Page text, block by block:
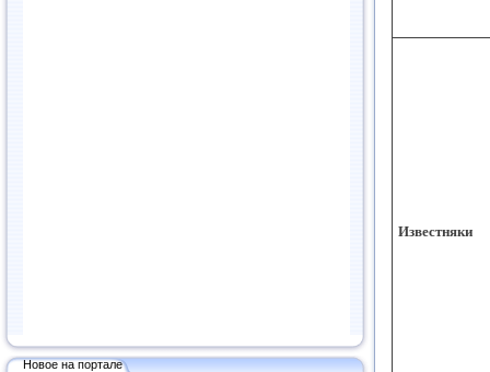
Новое на портале
Известняки